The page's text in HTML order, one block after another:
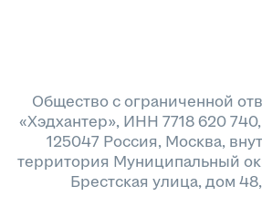
Общество с ограниченной
«Хэдхантер», ИНН 7718 620
125047 Россия, Москва,
территория Муниципальный
Брестская улица, дом